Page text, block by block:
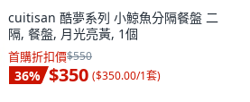
cuitisan 酷夢系列 小鯨魚分隔餐盤 二
隔, 餐盤, 月光亮黃, 1個
首購折扣價$550
36% $350 ($350.00/1套)